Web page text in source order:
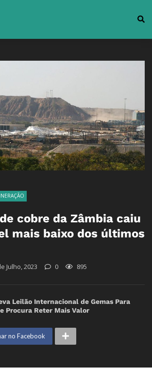
cobre da Zâmbia caiu
mais baixo dos últimos
Julho, 2023 0 895
Leilão Internacional de Gemas Para
Procura Reter Mais Valor
no Facebook